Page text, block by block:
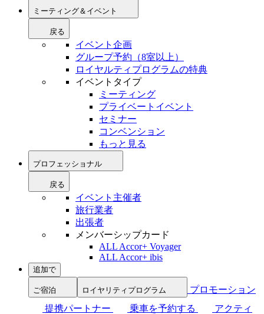
ミーティング＆イベント
戻る
イベント企画
グループ予約（8室以上）
ロイヤルティプログラムの特典
イベントタイプ
ミーティング
プライベートイベント
セミナー
コンベンション
もっと見る
プロフェッショナル
戻る
イベント主催者
旅行業者
出張者
メンバーシップカード
ALL Accor+ Voyager
ALL Accor+ ibis
追加で
ご宿泊 ロイヤリティプログラム
プロモーション
提携パートナー
乗車を予約する
アクティ